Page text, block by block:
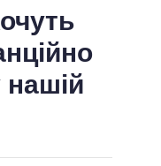
нашій